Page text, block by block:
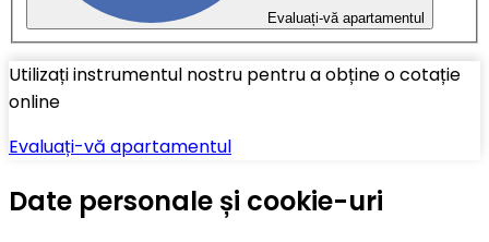
Evaluați-vă apartamentul
Utilizați instrumentul nostru pentru a obține o cotație
online
Evaluați-vă apartamentul
Date personale și cookie-uri